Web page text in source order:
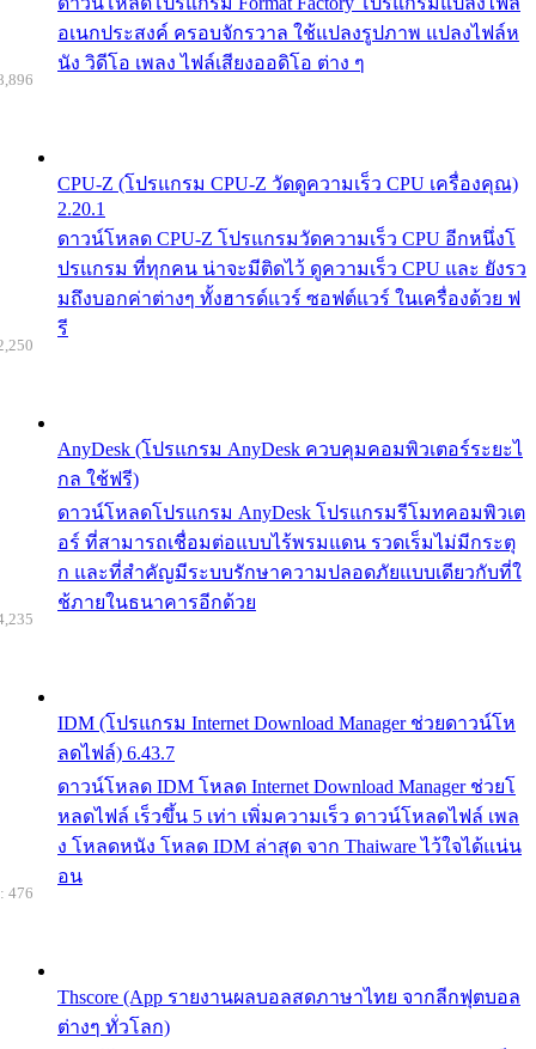
อเนกประสงค์ ครอบจักรวาล ใช้แปลงรูปภาพ แปลงไฟล์ห
นัง วิดีโอ เพลง ไฟล์เสียงออดิโอ ต่าง ๆ
CPU-Z (โปรแกรม CPU-Z วัดดูความเร็ว CPU เครื่องคุณ)
2.20.1
ดาวน์โหลด CPU-Z โปรแกรมวัดความเร็ว CPU อีกหนึ่งโ
ปรแกรม ที่ทุกคน น่าจะมีติดไว้ ดูความเร็ว CPU และ ยังรว
มถึงบอกค่าต่างๆ ทั้งฮารด์แวร์ ซอฟต์แวร์ ในเครื่องด้วย ฟ
รี
AnyDesk (โปรแกรม AnyDesk ควบคุมคอมพิวเตอร์ระยะไ
กล ใช้ฟรี)
ดาวน์โหลดโปรแกรม AnyDesk โปรแกรมรีโมทคอมพิวเต
อร์ ที่สามารถเชื่อมต่อแบบไร้พรมแดน รวดเร็มไม่มีกระตุ
ก และที่สำคัญมีระบบรักษาความปลอดภัยแบบเดียวกับที่ใ
ช้ภายในธนาคารอีกด้วย
IDM (โปรแกรม Internet Download Manager ช่วยดาวน์โห
ลดไฟล์) 6.43.7
ดาวน์โหลด IDM โหลด Internet Download Manager ช่วยโ
หลดไฟล์ เร็วขึ้น 5 เท่า เพิ่มความเร็ว ดาวน์โหลดไฟล์ เพล
ง โหลดหนัง โหลด IDM ล่าสุด จาก Thaiware ไว้ใจได้แน่น
อน
Thscore (App รายงานผลบอลสดภาษาไทย จากลีกฟุตบอล
ต่างๆ ทั่วโลก)
476